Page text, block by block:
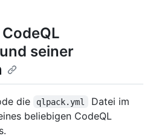
seiner
die qlpack.yml
Datei im
beliebigen CodeQL